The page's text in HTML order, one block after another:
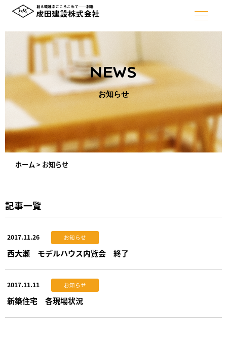
NEWS
お知らせ
ホーム > お知らせ
記事一覧
2017.11.26 お知らせ
西大瀬 モデルハウス内覧会 終了
2017.11.11 お知らせ
新築住宅 各現場状況